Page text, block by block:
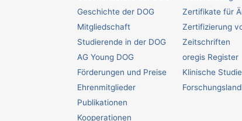
Geschichte der DOG
Mitgliedschaft
Studierende in der DOG
AG Young DOG
Förderungen und Preise
Ehrenmitglieder
Publikationen
Kooperationen
Zertifikate für
Zertifizierung
Zeitschriften
oregis Register
Klinische